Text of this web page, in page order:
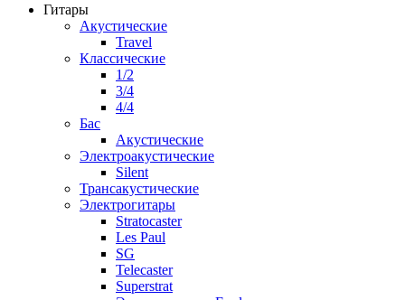
Гитары
Акустические
Travel
Классические
1/2
3/4
4/4
Бас
Акустические
Электроакустические
Silent
Трансакустические
Электрогитары
Stratocaster
Les Paul
SG
Telecaster
Superstrat